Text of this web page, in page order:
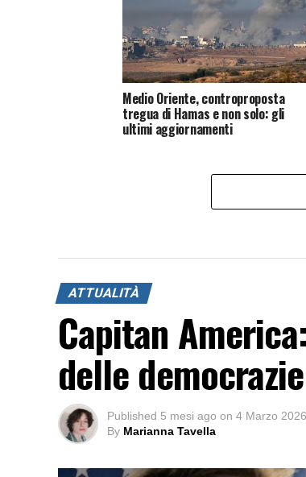
Medio Oriente, controproposta
tregua di Hamas e non solo: gli
ultimi aggiornamenti
ATTUALITÀ
Capitan
delle
Published 5 mesi ago on 4 Marzo 2026
By Marianna Tavella